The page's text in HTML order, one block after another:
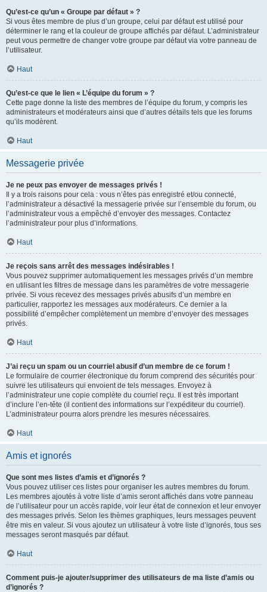
Qu’est-ce qu’un « Groupe par défaut » ?
Si vous êtes membre de plus d’un groupe, celui par défaut est utilisé pour
déterminer le rang et la couleur de groupe affichés par défaut. L’administrateur
peut vous permettre de changer votre groupe par défaut via votre panneau de
l’utilisateur.
Haut
Qu’est-ce que le lien « L’équipe du forum » ?
Cette page donne la liste des membres de l’équipe du forum, y compris les
administrateurs et modérateurs ainsi que d’autres détails tels que les forums
qu’ils modèrent.
Haut
Messagerie privée
Je ne peux pas envoyer de messages privés !
Il y a trois raisons pour cela : vous n’êtes pas enregistré et/ou connecté,
l’administrateur a désactivé la messagerie privée sur l’ensemble du forum, ou
l’administrateur vous a empêché d’envoyer des messages. Contactez
l’administrateur pour plus d’informations.
Haut
Je reçois sans arrêt des messages indésirables !
Vous pouvez supprimer automatiquement les messages privés d’un membre
en utilisant les filtres de message dans les paramètres de votre messagerie
privée. Si vous recevez des messages privés abusifs d’un membre en
particulier, rapportez les messages aux modérateurs. Ce dernier a la
possibilité d’empêcher complètement un membre d’envoyer des messages
privés.
Haut
J’ai reçu un spam ou un courriel abusif d’un membre de ce forum !
Le formulaire de courrier électronique du forum comprend des sécurités pour
suivre les utilisateurs qui envoient de tels messages. Envoyez à
l’administrateur une copie complète du courriel reçu. Il est très important
d’inclure l’en-tête (il contient des informations sur l’expéditeur du courriel).
L’administrateur pourra alors prendre les mesures nécessaires.
Haut
Amis et ignorés
Que sont mes listes d’amis et d’ignorés ?
Vous pouvez utiliser ces listes pour organiser les autres membres du forum.
Les membres ajoutés à votre liste d’amis seront affichés dans votre panneau
de l’utilisateur pour un accès rapide, voir leur état de connexion et leur envoyer
des messages privés. Selon les thèmes graphiques, leurs messages peuvent
être mis en valeur. Si vous ajoutez un utilisateur à votre liste d’ignorés, tous ses
messages seront masqués par défaut.
Haut
Comment puis-je ajouter/supprimer des utilisateurs de ma liste d’amis ou
d’ignorés ?